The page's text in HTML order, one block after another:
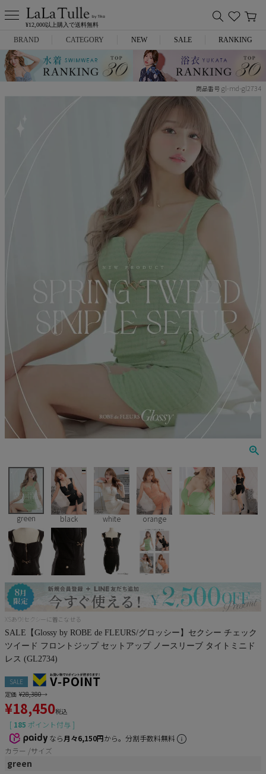
¥12,000以上購入で送料無料
BRAND
Anella
PURESS
an
GLAMOROUS
IRMA
JENNNY
COMEX
Rechercher
Pleaser
CATEGORY
ミニドレス
コスプレ
浴衣
NEW SALE RANKING
商品番号 gl-md-gl2734
green black white orange
XSあり!セクシーに着こなせる
SALE【Glossy by ROBE de FLEURS/グロッシー】セクシー チェック
ツイード フロントジップ セットアップ ノースリーブ タイトミニド
レス (GL2734)
SALE
定価 ¥28,380→
¥18,450税込
[ 185 ポイント付与 ]
なら月々6,150円から。分割手数料無料
カラー
サイズ
green